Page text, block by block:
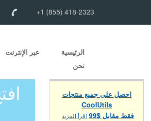
+1 (855) 418-2323
الرئيسية عبر الإنترنت
نحن
احصل على جميع منتجات
CoolUtils
فقط مقابل $99
اقرأ المزيد